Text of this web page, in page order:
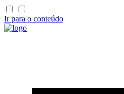
Ir para o conteúdo